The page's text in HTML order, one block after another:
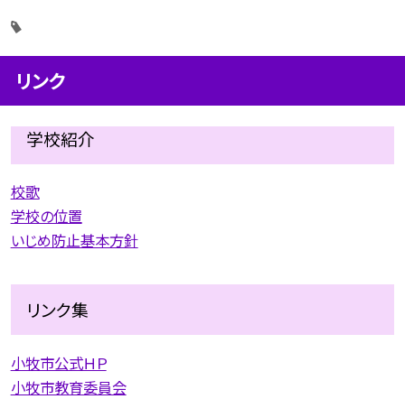
リンク
学校紹介
校歌
学校の位置
いじめ防止基本方針
リンク集
小牧市公式ＨＰ
小牧市教育委員会